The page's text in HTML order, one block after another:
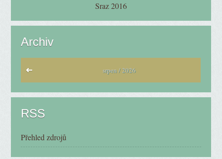
Sraz 2016
Archiv
srpen / 2026
RSS
Přehled zdrojů